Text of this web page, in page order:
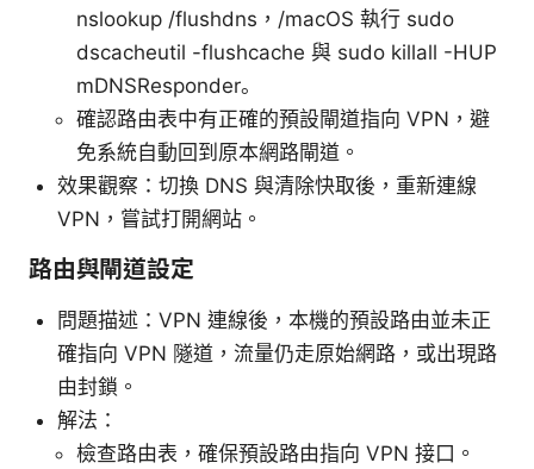
nslookup /flushdns，/macOS 執行 sudo
dscacheutil -flushcache 與 sudo killall -HUP
mDNSResponder。
確認路由表中有正確的預設閘道指向 VPN，避
免系統自動回到原本網路閘道。
效果觀察：切換 DNS 與清除快取後，重新連線
VPN，嘗試打開網站。
路由與閘道設定
問題描述：VPN 連線後，本機的預設路由並未正
確指向 VPN 隧道，流量仍走原始網路，或出現路
由封鎖。
解法：
檢查路由表，確保預設路由指向 VPN 接口。